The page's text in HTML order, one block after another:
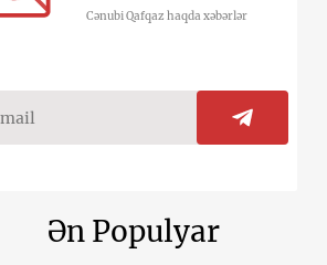
Cənubi Qafqaz haqda xəbərlər
Ən Populyar